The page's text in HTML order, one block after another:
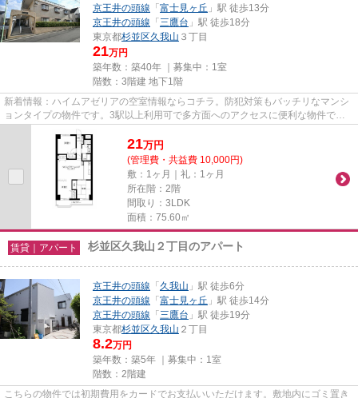
京王井の頭線 「富士見ヶ丘 」駅 徒歩13分
京王井の頭線 「三鷹台 」駅 徒歩18分
東京都杉並区久我山 ３丁目
21万円
築年数：築40年 ｜募集中： 1室
階数：3階建 地下1階
新着情報：ハイムアゼリアの空室情報ならコチラ。防犯対策もバッチリなマンシ
ョンタイプの物件です。3駅以上利用可で多方面へのアクセスに便利な物件で
す。周辺には、徒歩1分で利用で...
21万円
(管理費・共益費 10,000円)
敷：1ヶ月｜礼：1ヶ月
所在階：2階
間取り：3LDK
面積：75.60㎡
賃貸｜アパート 杉並区久我山２丁目のアパート
京王井の頭線 「久我山 」駅 徒歩6分
京王井の頭線 「富士見ヶ丘 」駅 徒歩14分
京王井の頭線 「三鷹台 」駅 徒歩19分
東京都杉並区久我山 ２丁目
8.2万円
築年数：築5年 ｜募集中： 1室
階数：2階建
こちらの物件では初期費用をカードでお支払いいただけます。敷地内にゴミ置き